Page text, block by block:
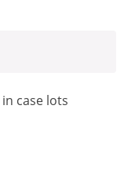
case lots